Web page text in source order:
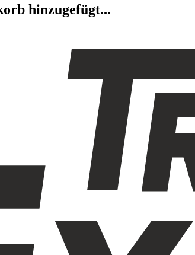
hinzugefügt...